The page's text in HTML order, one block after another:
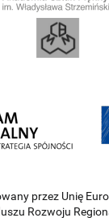
przez Unię
Rozwoju